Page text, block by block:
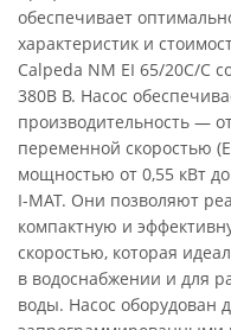
обеспечивает
характеристик и
Calpeda NM EI 65/20C/C
380В В. Насос
производительность —
переменной скоростью
мощностью от 0,55 кВт
I-MAT. Они позволяют
компактную и
скоростью, которая
в водоснабжении и для
воды. Насос оборудован